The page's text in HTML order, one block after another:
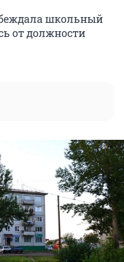
школьный
от должности